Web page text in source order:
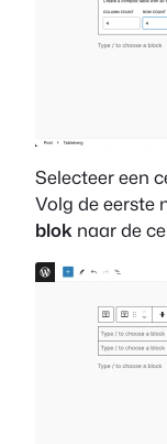
Selecteer een
Volg de eerste
blok naar de